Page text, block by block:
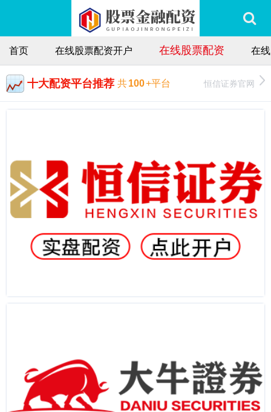
首页 在线股票配资开户 在线股票配资 在
十大配资平台推荐 共100+平台 恒信证券官网